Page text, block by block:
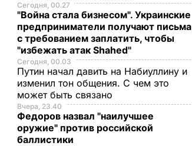
Сегодня, 00.27
"Война стала бизнесом". Украинские
предприниматели получают письма
с требованием заплатить, чтобы
"избежать атак Shahed"
Сегодня, 00.03
Путин начал давить на Набиуллину и
изменил тон общения. С чем это
может быть связано
Вчера, 23.40
Федоров назвал "наилучшее
оружие" против российской
баллистики